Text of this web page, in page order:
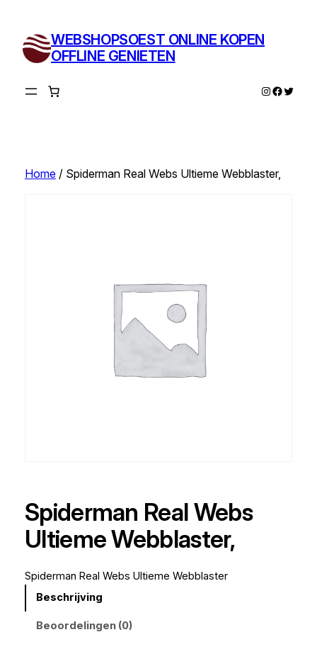
inhoud
WEBSHOPSOEST ONLINE KOPEN
OFFLINE GENIETEN
Instagram
Twitter
Home/ Spiderman Real Webs Ultieme Webblaster,
Spiderman Real Webs
Ultieme Webblaster,
Spiderman Real Webs Ultieme Webblaster
Beschrijving
Beoordelingen (0)